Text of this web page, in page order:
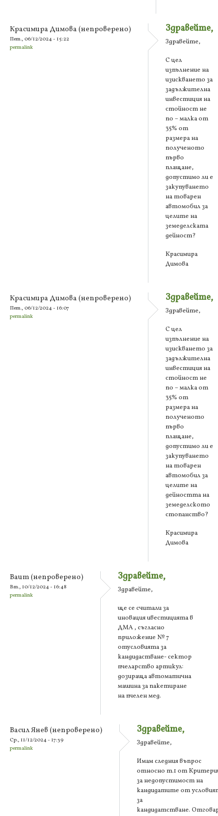
Красимира Димова (непроверено)
Пет., 06/12/2024 - 15:22
permalink
Здравейте,
Здравейте,
С цел
изпълнение на
изискването за
задължителна
инвестиция на
стойност не
по – малка от
35% от
размера на
полученото
първо
плащане,
допустимо ли е
закупуването
на товарен
автомобил за
целите на
земеделската
дейност?
Красимира
Димова
Красимира Димова (непроверено)
Пет., 06/12/2024 - 16:07
permalink
Здравейте,
Здравейте,
С цел
изпълнение на
изискването за
задължителна
инвестиция на
стойност не
по – малка от
35% от
размера на
полученото
първо
плащане,
допустимо ли е
закупуването
на товарен
автомобил за
целите на
дейността на
земеделското
стопанство?
Красимира
Димова
Ваит (непроверено)
Вт., 10/12/2024 - 16:48
permalink
Здравейте,
Здравейте,
ще се считали за
иновация ивестицията в
ДМА , съгласно
приложение № 7
отусловията за
кандидастване- сектор
пчеларство артикул:
дозираща автоматична
машина за пакетиране
на пчелен мед.
Васил Янев (непроверено)
Ср., 11/12/2024 - 17:39
permalink
Здравейте,
Здравейте,
Имам следния въпрос
относно т.1 от
за недопустимост на
кандидатите от
за
кандидатстване.